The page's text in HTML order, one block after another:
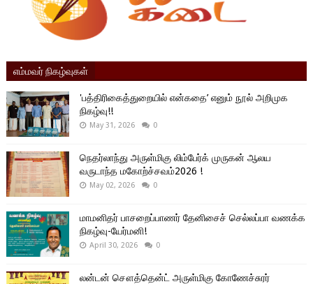
எம்மவர் நிகழ்வுகள்
'பத்திரிகைத்துறையில் என்கதை’ எனும் நூல் அறிமுக
நிகழ்வு!!
May 31, 2026 0
நெதர்லாந்து அருள்மிகு லிம்பேர்க் முருகன் ஆலய
வருடாந்த மகோற்ச்சவம்2026 !
May 02, 2026 0
மாமனிதர் பாசறைப்பாணர் தேனிசைச் செல்லப்பா வணக்க
நிகழ்வு-யேர்மனி!
April 30, 2026 0
லன்டன் சௌத்தென்ட் அருள்மிகு கோணேச்சுரர்